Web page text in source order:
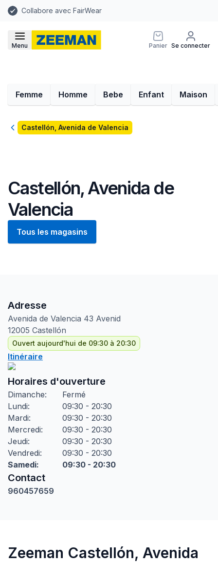
Collabore avec FairWear
Menu Panier Se connecter
Femme Homme Bebe Enfant Maison
RetourCastellón, Avenida de Valencia
Castellón, Avenida de
Valencia
Tous les magasins
Adresse
Avenida de Valencia 43 Avenid
12005 Castellón
Ouvert aujourd'hui de 09:30 à 20:30
Itinéraire
Horaires d'ouverture
Dimanche:
Fermé
Lundi:
09:30 - 20:30
Mardi:
09:30 - 20:30
Mercredi:
09:30 - 20:30
Jeudi:
09:30 - 20:30
Vendredi:
09:30 - 20:30
Samedi: 09:30 - 20:30
Contact
960457659
Zeeman Castellón, Avenida